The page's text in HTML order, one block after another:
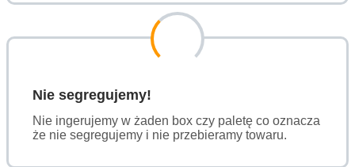
Nie segregujemy!
Nie ingerujemy w żaden box czy paletę co oznacza
że nie segregujemy i nie przebieramy towaru.